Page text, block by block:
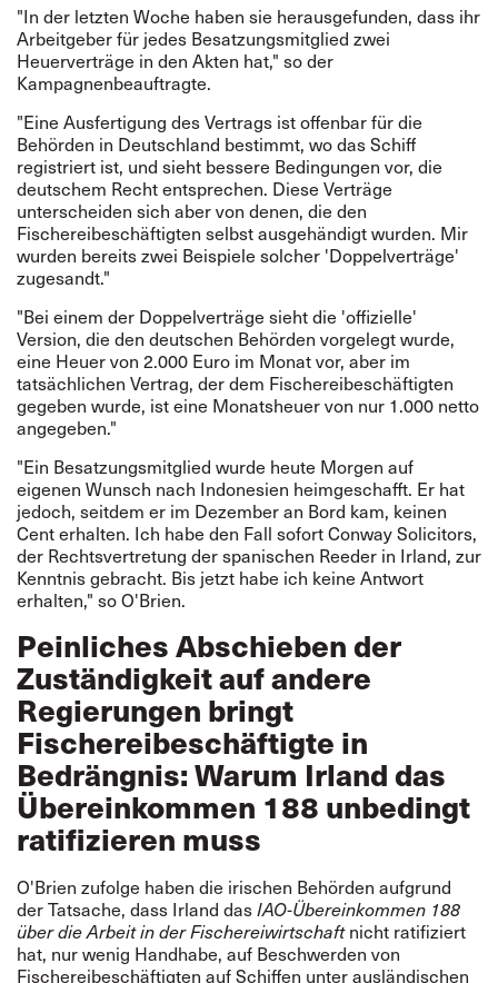
"In der letzten Woche haben sie herausgefunden, dass ihr
Arbeitgeber für jedes Besatzungsmitglied zwei
Heuerverträge in den Akten hat," so der
Kampagnenbeauftragte.
"Eine Ausfertigung des Vertrags ist offenbar für die
Behörden in Deutschland bestimmt, wo das Schiff
registriert ist, und sieht bessere Bedingungen vor, die
deutschem Recht entsprechen. Diese Verträge
unterscheiden sich aber von denen, die den
Fischereibeschäftigten selbst ausgehändigt wurden. Mir
wurden bereits zwei Beispiele solcher 'Doppelverträge'
zugesandt."
"Bei einem der Doppelverträge sieht die 'offizielle'
Version, die den deutschen Behörden vorgelegt wurde,
eine Heuer von 2.000 Euro im Monat vor, aber im
tatsächlichen Vertrag, der dem Fischereibeschäftigten
gegeben wurde, ist eine Monatsheuer von nur 1.000 netto
angegeben."
"Ein Besatzungsmitglied wurde heute Morgen auf
eigenen Wunsch nach Indonesien heimgeschafft. Er hat
jedoch, seitdem er im Dezember an Bord kam, keinen
Cent erhalten. Ich habe den Fall sofort Conway Solicitors,
der Rechtsvertretung der spanischen Reeder in Irland, zur
Kenntnis gebracht. Bis jetzt habe ich keine Antwort
erhalten," so O'Brien.
Peinliches Abschieben der
Zuständigkeit auf andere
Regierungen bringt
Fischereibeschäftigte in
Bedrängnis: Warum Irland das
Übereinkommen 188 unbedingt
ratifizieren muss
O'Brien zufolge haben die irischen Behörden aufgrund
der Tatsache, dass Irland dasIAO-Übereinkommen 188
über die Arbeit in der Fischereiwirtschaftnicht ratifiziert
hat, nur wenig Handhabe, auf Beschwerden von
Fischereibeschäftigten auf Schiffen unter ausländischen